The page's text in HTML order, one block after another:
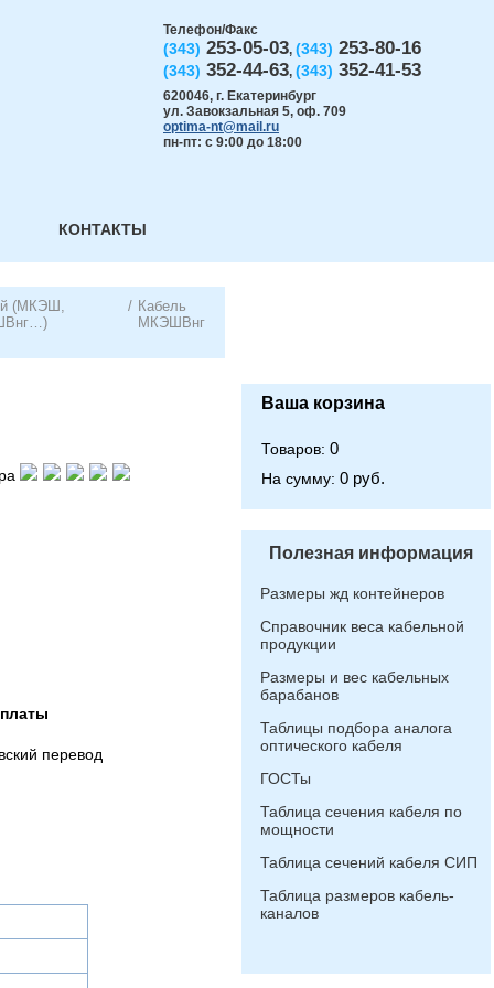
Телефон/Факс
(343) 253-05-03, (343) 253-80-16
(343) 352-44-63, (343) 352-41-53
620046, г. Екатеринбург
ул. Завокзальная 5, оф. 709
optima-nt@mail.ru
пн-пт: с 9:00 до 18:00
КОНТАКТЫ
(МКЭШ,
/ Кабель
МКЭШВнг
перевод
Ваша корзина
Товаров: 0
На сумму: 0 руб.
Полезная информация
Размеры жд контейнеров
Справочник веса кабельной
продукции
Размеры и вес кабельных
барабанов
Таблицы подбора аналога
оптического кабеля
ГОСТы
Таблица сечения кабеля по
мощности
Таблица сечений кабеля СИП
Таблица размеров кабель-
каналов